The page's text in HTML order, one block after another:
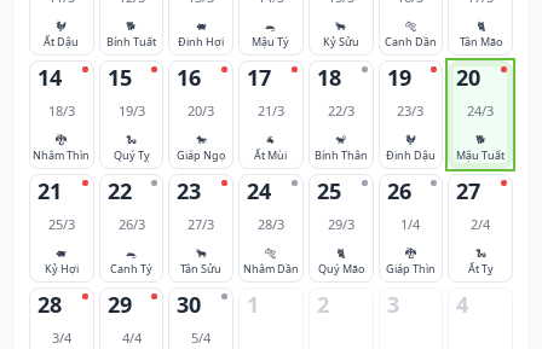
🐓
Ất Dậu
🐕
Bính Tuất
🐖
Đinh Hợi
🐀
Mậu Tý
🐂
Kỷ Sửu
🐅
Canh Dần
🐈
Tân Mão
14
18/3
🐉
Nhâm Thìn
15
19/3
🐍
Quý Tỵ
16
20/3
🐎
Giáp Ngọ
17
21/3
🐐
Ất Mùi
18
22/3
🐒
Bính Thân
19
23/3
🐓
Đinh Dậu
20
24/3
🐕
Mậu Tuất
21
25/3
🐖
Kỷ Hợi
22
26/3
🐀
Canh Tý
23
27/3
🐂
Tân Sửu
24
28/3
🐅
Nhâm Dần
25
29/3
🐈
Quý Mão
26
1/4
🐉
Giáp Thìn
27
2/4
🐍
Ất Tỵ
28
3/4
29
4/4
30
5/4
1 2 3 4